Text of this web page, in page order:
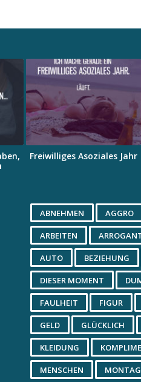
Freiwilliges Asoziales Jahr
ABNEHMEN AGGRO
ARBEITEN
AUTO BEZIEHUNG
DIESER MOMENT
FAULHEIT FIGUR
GELD GLÜCKLICH
KLEIDUNG
MENSCHEN MONTAG